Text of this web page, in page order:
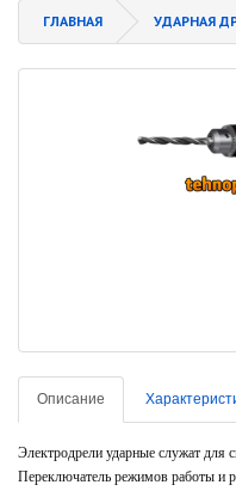
ГЛАВНАЯ УДАРНАЯ
Описание
Электродрели ударные служат для
Переключатель режимов работы и